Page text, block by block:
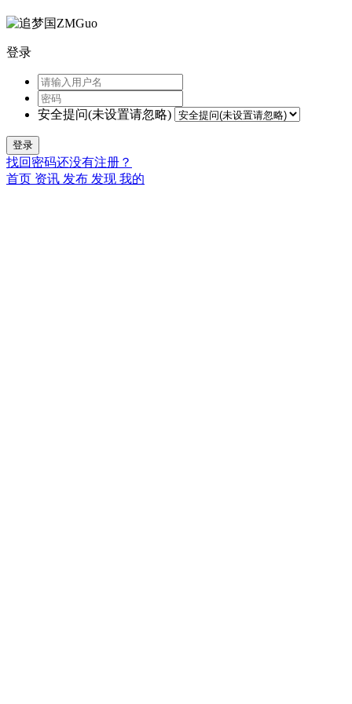
登录
安全提问(未设置请忽略)
登录
找回密码还没有注册？
首页 资讯 发布 发现 我的